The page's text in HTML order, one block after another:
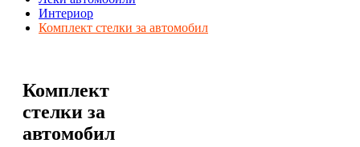
Интериор
Комплект стелки за автомобил
Комплект
стелки за
автомобил